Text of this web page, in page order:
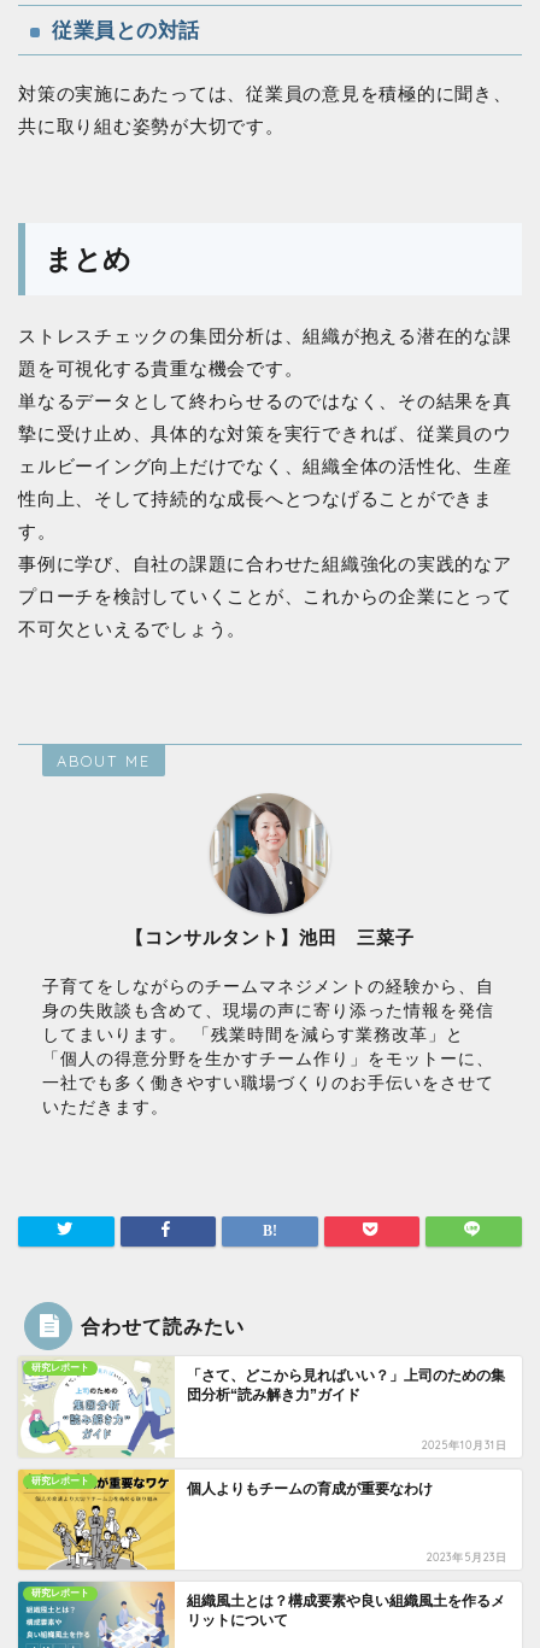
従業員との対話
対策の実施にあたっては、従業員の意見を積極的に聞き、
共に取り組む姿勢が大切です。
まとめ
ストレスチェックの集団分析は、組織が抱える潜在的な課
題を可視化する貴重な機会です。
単なるデータとして終わらせるのではなく、その結果を真
摯に受け止め、具体的な対策を実行できれば、従業員のウ
ェルビーイング向上だけでなく、組織全体の活性化、生産
性向上、そして持続的な成長へとつなげることができま
す。
事例に学び、自社の課題に合わせた組織強化の実践的なア
プローチを検討していくことが、これからの企業にとって
不可欠といえるでしょう。
ABOUT ME
【コンサルタント】池田 三菜子
子育てをしながらのチームマネジメントの経験から、自
身の失敗談も含めて、現場の声に寄り添った情報を発信
してまいります。 「残業時間を減らす業務改革」と
「個人の得意分野を生かすチーム作り」をモットーに、
一社でも多く働きやすい職場づくりのお手伝いをさせて
いただきます。
合わせて読みたい
研究レポート
「さて、どこから見ればいい？」上司のための集
団分析“読み解き力”ガイド
2025年10月31日
研究レポート 個人よりもチームの育成が重要なわけ
2023年5月23日
研究レポート
組織風土とは？構成要素や良い組織風土を作るメ
リットについて